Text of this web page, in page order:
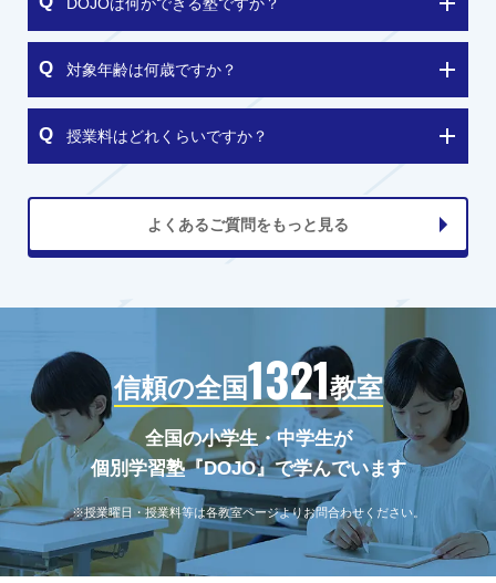
DOJOは何ができる塾ですか？
対象年齢は何歳ですか？
授業料はどれくらいですか？
よくあるご質問をもっと見る
信頼の全国1321教室
全国の小学生・中学生が
個別学習塾『DOJO』で学んでいます
※授業曜日・授業料等は各教室ページよりお問合わせください。